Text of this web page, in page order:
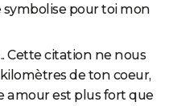
symbolise pour toi mon
Cette citation ne nous
de ton coeur,
amour est plus fort que